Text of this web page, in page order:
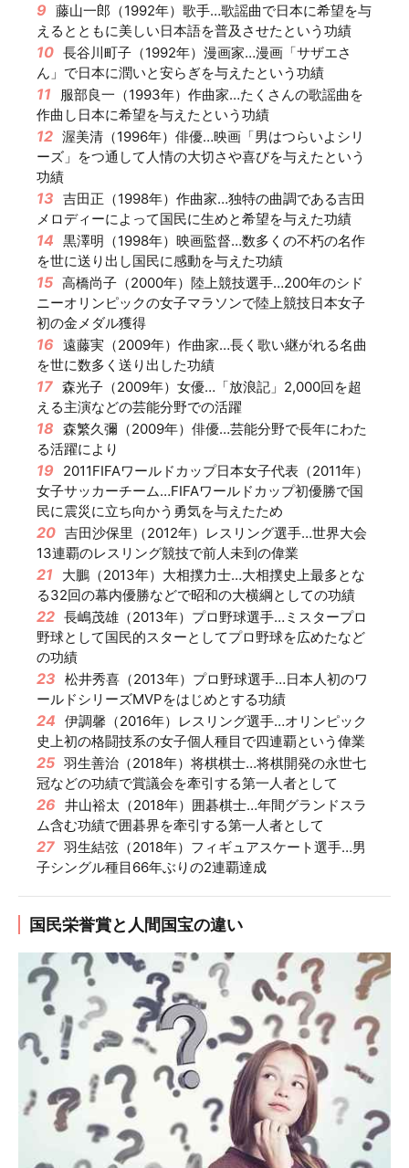
9 藤山一郎（1992年）歌手…歌謡曲で日本に希望を与
えるとともに美しい日本語を普及させたという功績
10 長谷川町子（1992年）漫画家…漫画「サザエさ
ん」で日本に潤いと安らぎを与えたという功績
11
服部良一（1993年）作曲家…たくさんの歌謡曲を
作曲し日本に希望を与えたという功績
12 渥美清（1996年）俳優…映画「男はつらいよシリ
ーズ」をつ通して人情の大切さや喜びを与えたという
功績
13 吉田正（1998年）作曲家…独特の曲調である吉田
メロディーによって国民に生めと希望を与えた功績
14 黒澤明（1998年）映画監督…数多くの不朽の名作
を世に送り出し国民に感動を与えた功績
15 高橋尚子（2000年）陸上競技選手…200年のシド
ニーオリンピックの女子マラソンで陸上競技日本女子
初の金メダル獲得
16 遠藤実（2009年）作曲家…長く歌い継がれる名曲
を世に数多く送り出した功績
17 森光子（2009年）女優…「放浪記」2,000回を超
える主演などの芸能分野での活躍
18 森繁久彌（2009年）俳優…芸能分野で長年にわた
る活躍により
19
2011FIFAワールドカップ日本女子代表（2011年）
女子サッカーチーム…FIFAワールドカップ初優勝で国
民に震災に立ち向かう勇気を与えたため
20 吉田沙保里（2012年）レスリング選手…世界大会
13連覇のレスリング競技で前人未到の偉業
21
大鵬（2013年）大相撲力士…大相撲史上最多とな
る32回の幕内優勝などで昭和の大横綱としての功績
22 長嶋茂雄（2013年）プロ野球選手…ミスタープロ
野球として国民的スターとしてプロ野球を広めたなど
の功績
23 松井秀喜（2013年）プロ野球選手…日本人初のワ
ールドシリーズMVPをはじめとする功績
24 伊調馨（2016年）レスリング選手…オリンピック
史上初の格闘技系の女子個人種目で四連覇という偉業
25 羽生善治（2018年）将棋棋士…将棋開発の永世七
冠などの功績で賞議会を牽引する第一人者として
26 井山裕太（2018年）囲碁棋士…年間グランドスラ
ム含む功績で囲碁界を牽引する第一人者として
27 羽生結弦（2018年）フィギュアスケート選手…男
子シングル種目66年ぶりの2連覇達成
国民栄誉賞と人間国宝の違い